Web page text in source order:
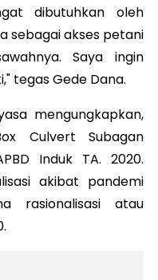
dibutuhkan oleh
sebagai akses petani
Saya ingin
tegas Gede Dana.
mengungkapkan,
Culvert Subagan
Induk TA. 2020.
akibat pandemi
rasionalisasi atau